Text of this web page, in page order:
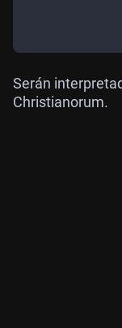
Serán
Christianorum.